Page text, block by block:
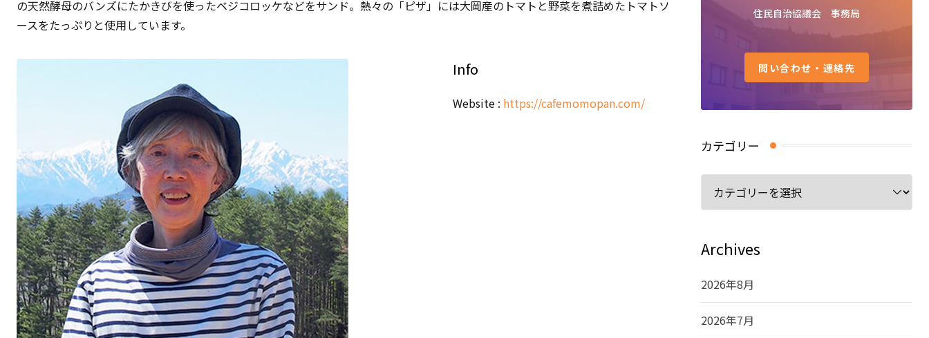
の天然酵母のバンズにたかきびを使ったベジコロッケなどをサンド。熱々の「ピザ」には大岡産のトマトと野菜を煮詰めたトマトソ
ースをたっぷりと使用しています。
Info
Website : https://cafemomopan.com/
住民自治協議会 事務局
問い合わせ・連絡先
カテゴリー
リ
ー
Archives
2026年8月
2026年7月